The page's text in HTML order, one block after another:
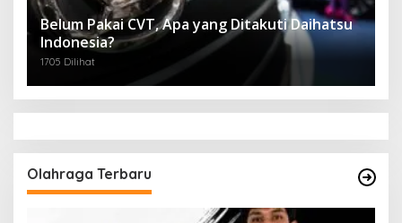
Belum Pakai CVT, Apa yang Ditakuti Daihatsu
Indonesia?
1705 Dilihat
Olahraga Terbaru